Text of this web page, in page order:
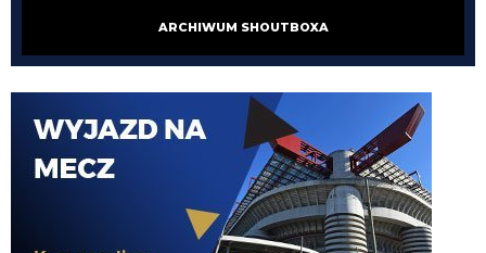
Cancelo wrócił do Al Hilal
Nerazzurro90
07.08.2026 19:42
Botmon publicznie czci zmarlego bandyte piscitelliego brak slow obraz
nedzy i rozpaczy
ARCHIWUM SHOUTBOXA